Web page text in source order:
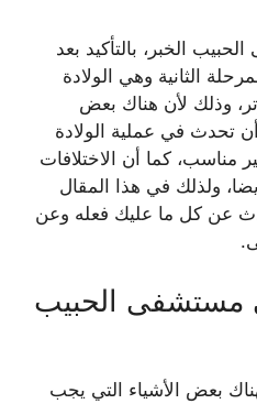
الخبر، بالتأكيد بعد
الثانية وهي الولادة
وذلك لأن هناك بعض
تحدث في عملية الولادة
مناسب، كما أن الاختلافات
ولذلك في هذا المقال
عن كل ما عليك فعله وعن
مستشفى الحبيب
بعض الأشياء التي يجب